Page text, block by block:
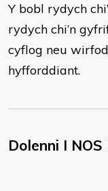
Y bobl rydych
rydych chi’n
cyflog neu
hyfforddiant.
Dolenni I NOS